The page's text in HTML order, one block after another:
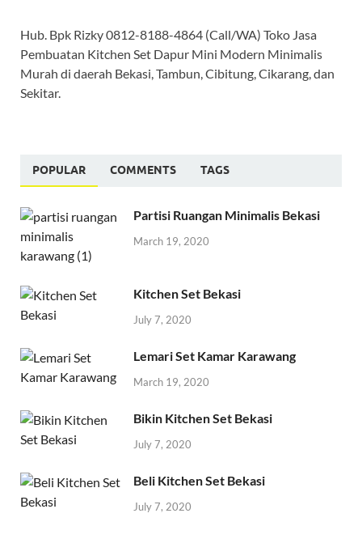
Hub. Bpk Rizky 0812-8188-4864 (Call/WA) Toko Jasa
Pembuatan Kitchen Set Dapur Mini Modern Minimalis
Murah di daerah Bekasi, Tambun, Cibitung, Cikarang, dan
Sekitar.
POPULAR COMMENTS TAGS
Partisi Ruangan Minimalis Bekasi
March 19, 2020
Kitchen Set Bekasi
July 7, 2020
Lemari Set Kamar Karawang
March 19, 2020
Bikin Kitchen Set Bekasi
July 7, 2020
Beli Kitchen Set Bekasi
July 7, 2020